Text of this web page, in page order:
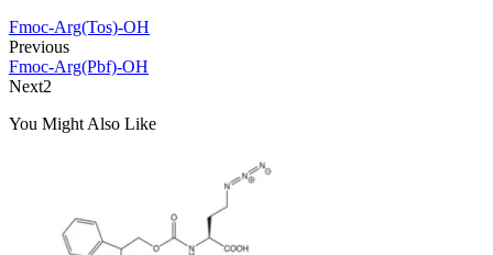
Fmoc-Arg(Tos)-OH
Previous
Fmoc-Arg(Pbf)-OH
Next2
You Might Also Like